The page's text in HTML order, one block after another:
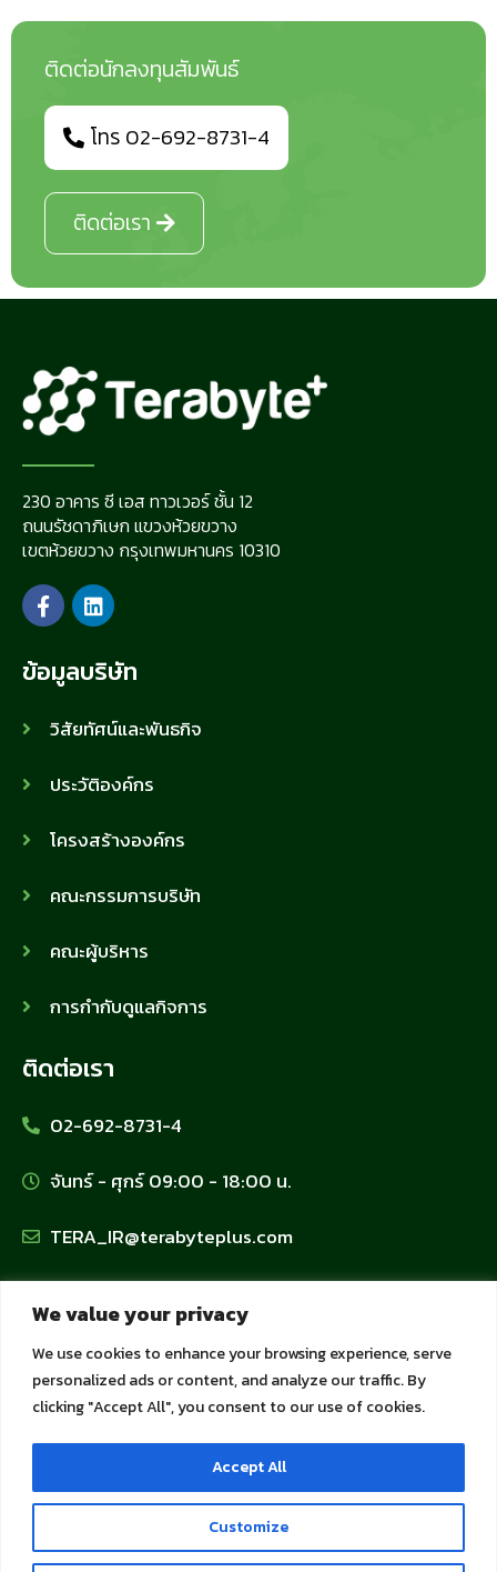
We value your privacy
We use cookies to enhance your browsing experience, serve
personalized ads or content, and analyze our traffic. By
clicking "Accept All", you consent to our use of cookies.
Customize
Accept All
ติดต่อนักลงทุนสัมพันธ์
โทร 02-692-8731-4
ติดต่อเรา
230 อาคาร ซี เอส ทาวเวอร์ ชั้น 12
ถนนรัชดาภิเษก แขวงห้วยขวาง
เขตห้วยขวาง กรุงเทพมหานคร 10310
ข้อมูลบริษัท
วิสัยทัศน์และพันธกิจ
ประวัติองค์กร
โครงสร้างองค์กร
คณะกรรมการบริษัท
คณะผู้บริหาร
การกำกับดูแลกิจการ
ติดต่อเรา
02-692-8731-4
จันทร์ - ศุกร์ 09:00 - 18:00 น.
TERA_IR@terabyteplus.com
นโยบายข้อมูลส่วนบุคคล
นโยบายคุ้มครองข้อมูลส่วนบุคคล
นโยบายการใช้คุกกี้
นโยบายความเป็นส่วนตัวสำหรับลูกค้าและพันธมิตร